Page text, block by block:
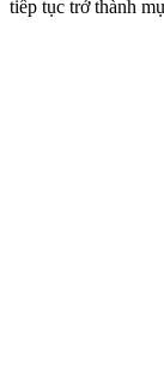
tiếp tục trở thành